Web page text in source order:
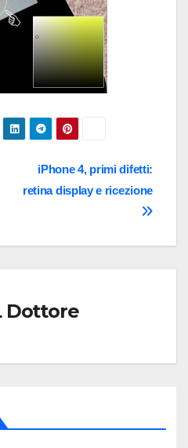
iPhone 4, primi difetti:
retina display e ricezione
Dottore